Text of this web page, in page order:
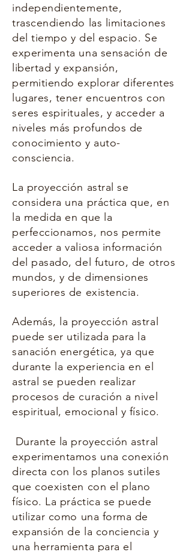
independientemente,
trascendiendo las limitaciones
del tiempo y del espacio. Se
experimenta una sensación de
libertad y expansión,
permitiendo explorar diferentes
lugares, tener encuentros con
seres espirituales, y acceder a
niveles más profundos de
conocimiento y auto-
consciencia.
La proyección astral se
considera una práctica que, en
la medida en que la
perfeccionamos, nos permite
acceder a valiosa información
del pasado, del futuro, de otros
mundos, y de dimensiones
superiores de existencia.
Además, la proyección astral
puede ser utilizada para la
sanación energética, ya que
durante la experiencia en el
astral se pueden realizar
procesos de curación a nivel
espiritual, emocional y físico.
Durante la proyección astral
experimentamos una conexión
directa con los planos sutiles
que coexisten con el plano
físico. La práctica se puede
utilizar como una forma de
expansión de la conciencia y
una herramienta para el